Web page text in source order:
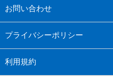
お問い合わせ
プライバシーポリシー
利用規約